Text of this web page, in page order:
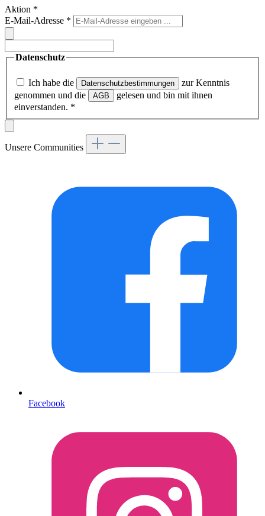
Aktion *
E-Mail-Adresse *
Datenschutz
Ich habe die Datenschutzbestimmungen
zur Kenntnis
genommen und die
AGB
gelesen und bin mit ihnen
einverstanden. *
Unsere Communities
Facebook